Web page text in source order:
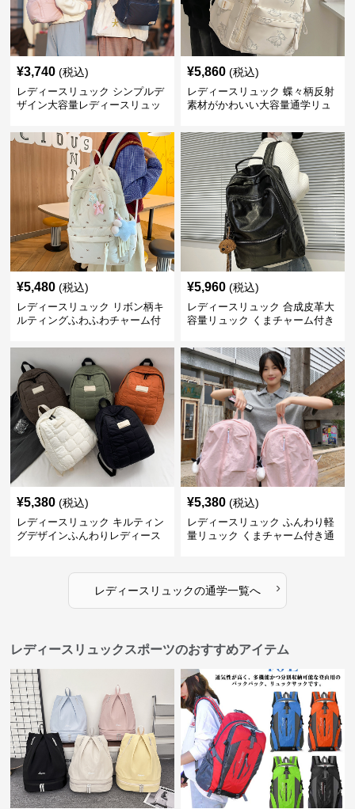
¥3,740 (税込)
レディースリュック シンプルデ
ザイン大容量レディースリュッ
¥5,860 (税込)
レディースリュック 蝶々柄反射
素材がかわいい大容量通学リュ
¥5,480 (税込)
レディースリュック リボン柄キ
ルティングふわふわチャーム付
¥5,960 (税込)
レディースリュック 合成皮革大
容量リュック くまチャーム付き
¥5,380 (税込)
レディースリュック キルティン
グデザインふんわりレディース
¥5,380 (税込)
レディースリュック ふんわり軽
量リュック くまチャーム付き通
レディースリュックの通学一覧へ ›
レディースリュックスポーツのおすすめアイテム